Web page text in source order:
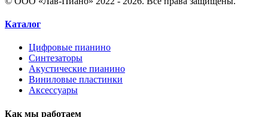
Каталог
Цифровые пианино
Синтезаторы
Акустические пианино
Виниловые пластинки
Аксессуары
Как мы работаем